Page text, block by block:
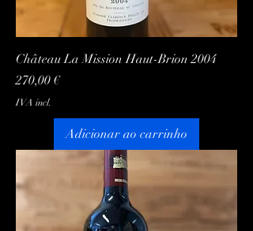
Château La Mission Haut-Brion 2004
Preço
270,00 €
IVA incl.
Adicionar ao carrinho